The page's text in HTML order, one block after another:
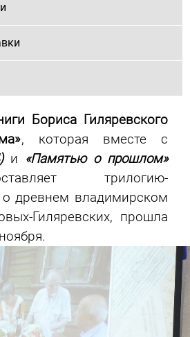
Бориса Гиляревского
, которая вместе с
и «Памятью о прошлом»
трилогию-
о древнем владимирском
Гиляревских, прошла